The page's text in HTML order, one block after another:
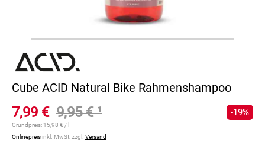
Cube ACID Natural Bike Rahmenshampoo
7,99 € 9,95 €¹
Grundpreis: 15,98 € / l
Onlinepreisinkl. MwSt, zzgl. Versand
-19%